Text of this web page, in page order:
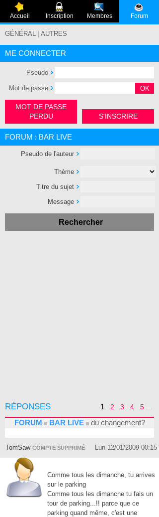
Accueil Inscription Membres Forum
GÉNÉRAL AUTRES
ME CONNECTER
Pseudo
Mot de passe
MOT DE PASSE
PERDU
S'INSCRIRE
FORUM : BAR LIVE
Pseudo de l'auteur
Thème
Titre du sujet
Message
RÉPONSES 1 2 3 4 5
FORUM BAR LIVE du changement?
TomSaw COMPTE SUPPRIMÉ Lun 12/01/2009 00:15
Comme tous les dimanche, tu arrives
sur le parking
Comme tous les dimanche tu fais un
tour de parking...!! parce que ce
parking quand même, c'est une